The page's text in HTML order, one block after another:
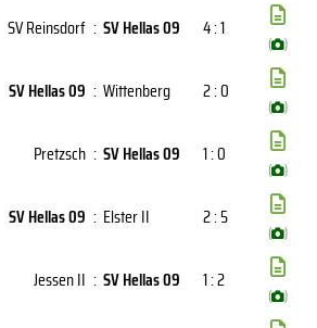
SV Reinsdorf : SV Hellas 09 4 : 1
( )
SV Hellas 09 : Wittenberg 2 : 0
( )
Pretzsch : SV Hellas 09 1 : 0
( )
SV Hellas 09 : Elster II 2 : 5
( )
Jessen II : SV Hellas 09 1 : 2
( )